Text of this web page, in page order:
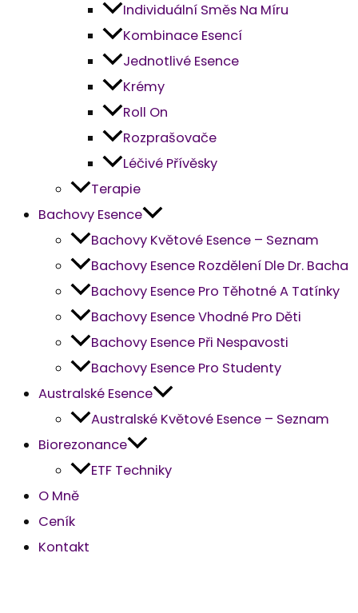
Individuální Směs Na Míru
Kombinace Esencí
Jednotlivé Esence
Krémy
Roll On
Rozprašovače
Léčivé Přívěsky
Terapie
Bachovy Esence
Bachovy Květové Esence – Seznam
Bachovy Esence Rozdělení Dle Dr. Bacha
Bachovy Esence Pro Těhotné A Tatínky
Bachovy Esence Vhodné Pro Děti
Bachovy Esence Při Nespavosti
Bachovy Esence Pro Studenty
Australské Esence
Australské Květové Esence – Seznam
Biorezonance
ETF Techniky
O Mně
Ceník
Kontakt